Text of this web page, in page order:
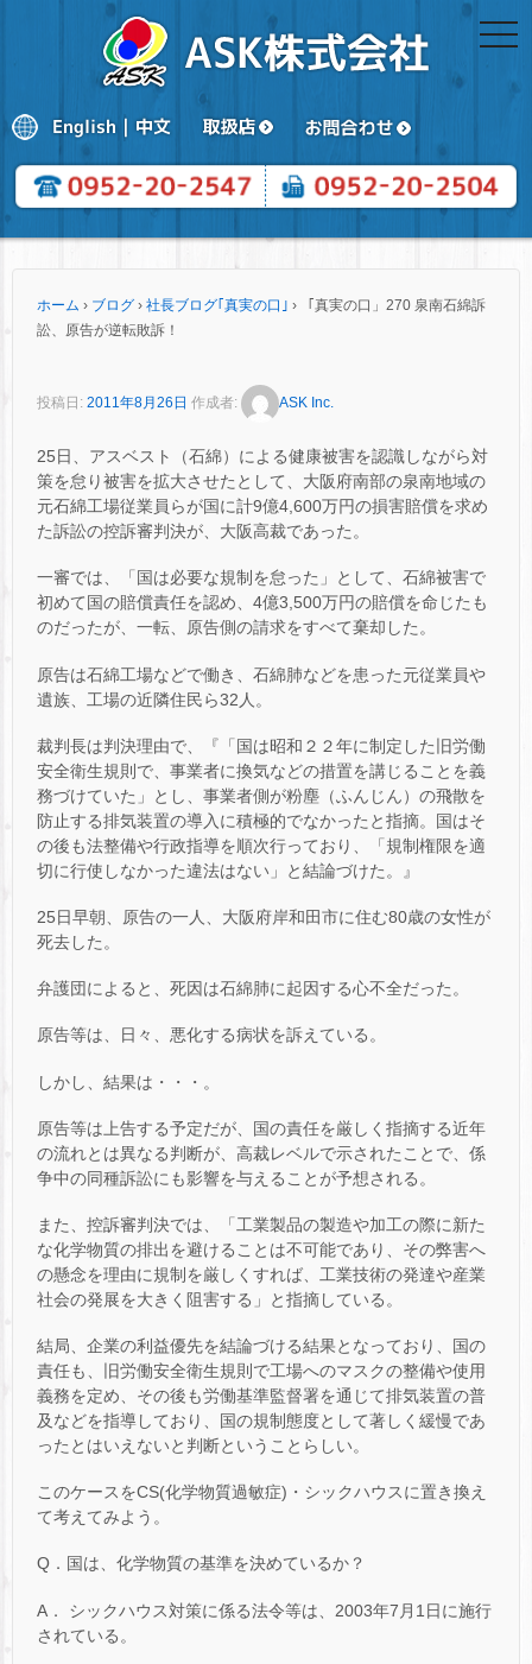
ホーム › ブログ › 社長ブログ｢真実の口｣ ›
「真実の口」270 泉南石綿訴
訟、原告が逆転敗訴！
投稿日: 2011年8月26日 作成者: ASK Inc.
25日、アスベスト（石綿）による健康被害を認識しながら対
策を怠り被害を拡大させたとして、大阪府南部の泉南地域の
元石綿工場従業員らが国に計9億4,600万円の損害賠償を求め
た訴訟の控訴審判決が、大阪高裁であった。
一審では、「国は必要な規制を怠った」として、石綿被害で
初めて国の賠償責任を認め、4億3,500万円の賠償を命じたも
のだったが、一転、原告側の請求をすべて棄却した。
原告は石綿工場などで働き、石綿肺などを患った元従業員や
遺族、工場の近隣住民ら32人。
裁判長は判決理由で、『「国は昭和２２年に制定した旧労働
安全衛生規則で、事業者に換気などの措置を講じることを義
務づけていた」とし、事業者側が粉塵（ふんじん）の飛散を
防止する排気装置の導入に積極的でなかったと指摘。国はそ
の後も法整備や行政指導を順次行っており、「規制権限を適
切に行使しなかった違法はない」と結論づけた。』
25日早朝、原告の一人、大阪府岸和田市に住む80歳の女性が
死去した。
弁護団によると、死因は石綿肺に起因する心不全だった。
原告等は、日々、悪化する病状を訴えている。
しかし、結果は・・・。
原告等は上告する予定だが、国の責任を厳しく指摘する近年
の流れとは異なる判断が、高裁レベルで示されたことで、係
争中の同種訴訟にも影響を与えることが予想される。
また、控訴審判決では、「工業製品の製造や加工の際に新た
な化学物質の排出を避けることは不可能であり、その弊害へ
の懸念を理由に規制を厳しくすれば、工業技術の発達や産業
社会の発展を大きく阻害する」と指摘している。
結局、企業の利益優先を結論づける結果となっており、国の
責任も、旧労働安全衛生規則で工場へのマスクの整備や使用
義務を定め、その後も労働基準監督署を通じて排気装置の普
及などを指導しており、国の規制態度として著しく緩慢であ
ったとはいえないと判断ということらしい。
このケースをCS(化学物質過敏症)・シックハウスに置き換え
て考えてみよう。
Q．国は、化学物質の基準を決めているか？
A． シックハウス対策に係る法令等は、2003年7月1日に施行
されている。